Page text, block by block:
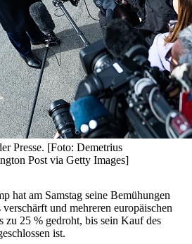
Presse. [Foto: Demetrius
Post via Getty Images]
hat am Samstag seine Bemühungen
und mehreren europäischen
25 % gedroht, bis sein Kauf des
ist.